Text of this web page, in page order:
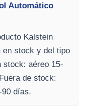
Automático
Kalstein
en stock y del tipo
stock: aéreo 15-
de stock:
días.